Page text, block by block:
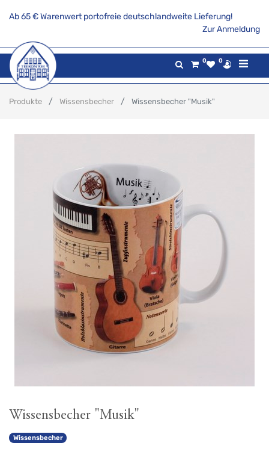
Ab 65 € Warenwert portofreie deutschlandweite Lieferung!
Zur Anmeldung
0 0
Produkte Wissensbecher Wissensbecher "Musik"
Wissensbecher "Musik"
Wissensbecher